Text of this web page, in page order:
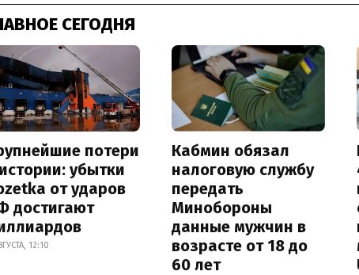
СЕГОДНЯ
потери
убытки
от ударов
достигают
12:10
Кабмин обязал
налоговую службу
передать
Минобороны
данные мужчин в
возрасте от 18 до
60 лет